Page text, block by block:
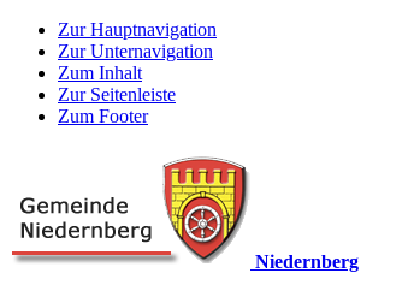
Zur Hauptnavigation
Zur Unternavigation
Zum Inhalt
Zur Seitenleiste
Zum Footer
Niedernberg